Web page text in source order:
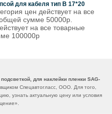
для кабеля тип В 17*20
цен действует на все
сумме 50000р.
на все товарные
100000р
для наклейки пленки SAG-
Спецавтогласс, ООО. Для того,
узнать актуальную цену или условия
».